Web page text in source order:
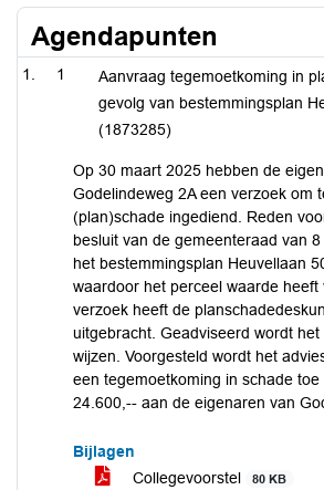
Agendapunten
1
Aanvraag tegemoetkoming in
gevolg van bestemmingsplan
(1873285)
Op 30 maart 2025 hebben de
Godelindeweg 2A een verzoek om
(plan)schade ingediend. Reden
besluit van de gemeenteraad van
het bestemmingsplan Heuvellaan
waardoor het perceel waarde
verzoek heeft de
uitgebracht. Geadviseerd wordt
wijzen. Voorgesteld wordt het
een tegemoetkoming in schade
24.600,-- aan de eigenaren van
Bijlagen
Collegevoorstel
80 KB